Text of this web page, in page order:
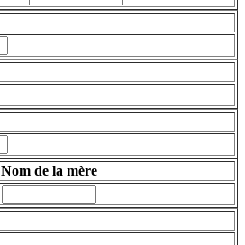
Nom de la mère